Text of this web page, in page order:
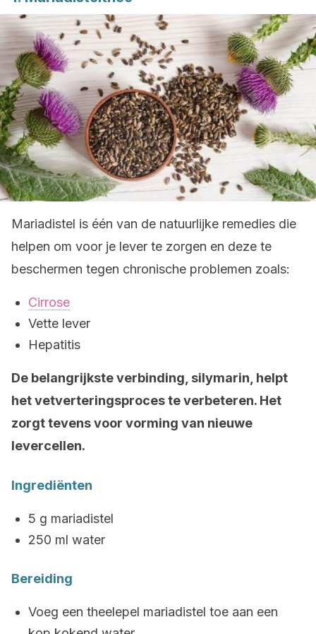
Mariadistel is één van de natuurlijke remedies die
helpen om voor je lever te zorgen en deze te
beschermen tegen chronische problemen zoals:
Cirrose
Vette lever
Hepatitis
De belangrijkste verbinding, silymarin, helpt
het vetverteringsproces te verbeteren. Het
zorgt tevens voor vorming van nieuwe
levercellen.
Ingrediënten
5 g mariadistel
250 ml water
Bereiding
Voeg een theelepel mariadistel toe aan een